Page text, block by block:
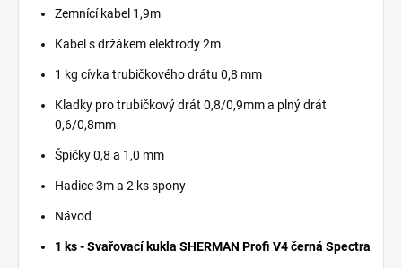
Zemnící kabel 1,9m
Kabel s držákem elektrody 2m
1 kg cívka trubičkového drátu 0,8 mm
Kladky pro trubičkový drát 0,8/0,9mm a plný drát
0,6/0,8mm
Špičky 0,8 a 1,0 mm
Hadice 3m a 2 ks spony
Návod
1 ks - Svařovací kukla SHERMAN Profi V4 černá Spectra